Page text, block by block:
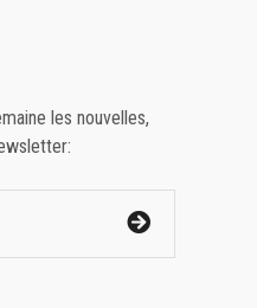
les nouvelles,